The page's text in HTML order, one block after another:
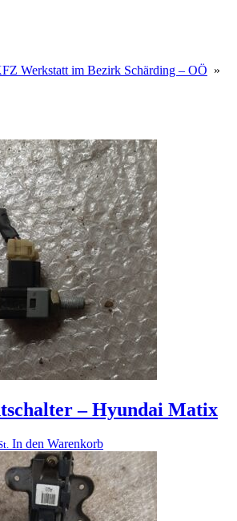
Werkstatt im Bezirk Schärding – OÖ »
– Hyundai Matix
In den Warenkorb